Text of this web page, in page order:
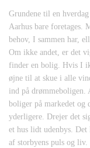
Grundene til en
Aarhus bare foretages.
behov, I sammen har,
Om ikke andet, er det
finder en bolig. Hvis I
øjne til at skue i alle
ind på drømmeboligen.
boliger på markedet og
yderligere. Drejer det
et hus lidt udenbys.
af storbyens puls og